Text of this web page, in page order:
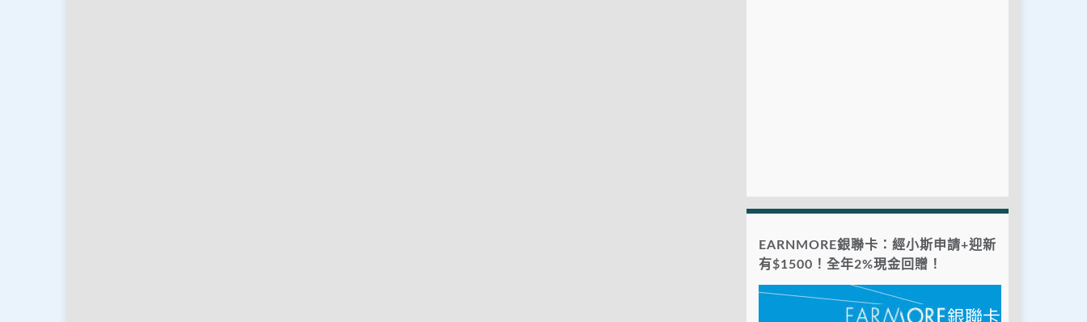
EARNMORE銀聯卡：經小斯申請+迎新
有$1500！全年2%現金回贈！